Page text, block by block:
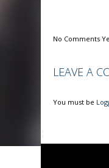
No Comments
LEAVE A
You must be